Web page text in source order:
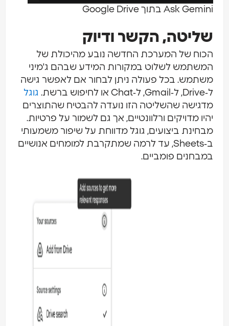
Ask Gemini בתוך Google Drive
שליטה, הקשר ודיוק
הכוח של המערכת החדשה נובע מהיכולת של
המשתמש לשלוט במקורות המידע שבהם ג'מיני
משתמש. בכל פעולה ניתן לבחור אם לאפשר גישה
גוגל
מדגישה שהשליטה הזו נועדה להבטיח שהתוצרים
יהיו מדויקים ורלוונטיים, אך גם לשמור על פרטיות.
מבחינת ביצועים, גוגל מדווחת על שיפור משמעותי
ב‑Sheets, עד לרמה שמתקרבת למומחים אנושיים
במבחנים פומביים.